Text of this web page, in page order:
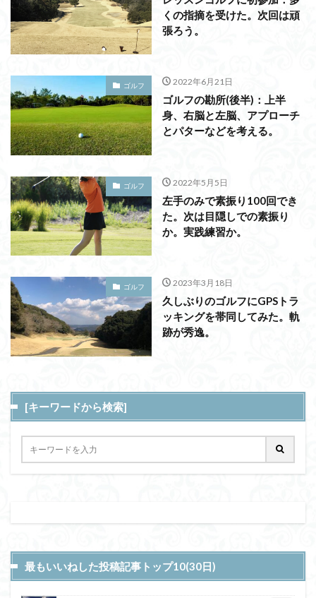
くの指摘を受けた。次回は頑
張ろう。
ゴルフ 2022年6月21日
ゴルフの勘所(後半)：上半
身、右脳と左脳、アプローチ
とパターなどを考える。
ゴルフ 2022年5月5日
左手のみで素振り100回でき
た。次は目隠しでの素振り
か。実践練習か。
ゴルフ 2023年3月18日
久しぶりのゴルフにGPSトラ
ッキングを帯同してみた。軌
跡が秀逸。
[キーワードから検索]
最もいいねした投稿記事トップ10(30日)